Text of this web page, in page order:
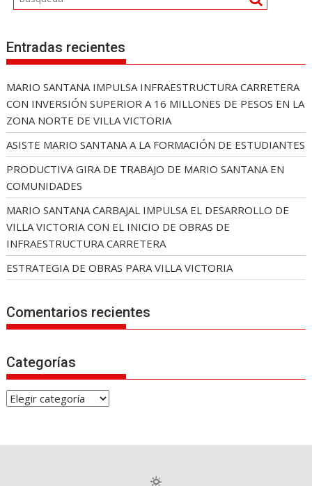
Entradas recientes
MARIO SANTANA IMPULSA INFRAESTRUCTURA CARRETERA
CON INVERSIÓN SUPERIOR A 16 MILLONES DE PESOS EN LA
ZONA NORTE DE VILLA VICTORIA
ASISTE MARIO SANTANA A LA FORMACIÓN DE ESTUDIANTES
PRODUCTIVA GIRA DE TRABAJO DE MARIO SANTANA EN
COMUNIDADES
MARIO SANTANA CARBAJAL IMPULSA EL DESARROLLO DE
VILLA VICTORIA CON EL INICIO DE OBRAS DE
INFRAESTRUCTURA CARRETERA
ESTRATEGIA DE OBRAS PARA VILLA VICTORIA
Comentarios recientes
Categorías
C
e